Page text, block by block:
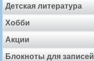
Детская литература
Хобби
Акции
Блокноты для записей